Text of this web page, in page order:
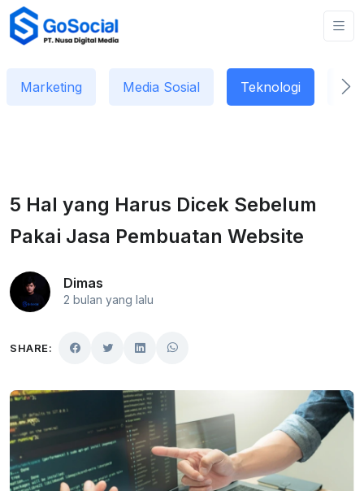
Marketing Media Sosial Teknologi
5 Hal yang Harus Dicek Sebelum
Pakai Jasa Pembuatan Website
Dimas
2 bulan yang lalu
SHARE: